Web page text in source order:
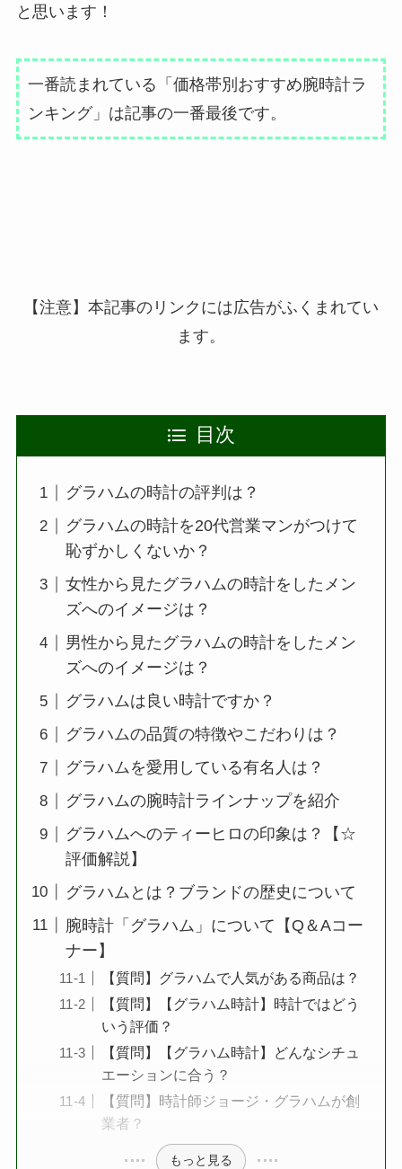
と思います！
一番読まれている「価格帯別おすすめ腕時計ラ
ンキング」は記事の一番最後です。
【注意】本記事のリンクには広告がふくまれてい
ます。
目次
グラハムの時計の評判は？
グラハムの時計を20代営業マンがつけて
恥ずかしくないか？
女性から見たグラハムの時計をしたメン
ズへのイメージは？
男性から見たグラハムの時計をしたメン
ズへのイメージは？
グラハムは良い時計ですか？
グラハムの品質の特徴やこだわりは？
グラハムを愛用している有名人は？
グラハムの腕時計ラインナップを紹介
グラハムへのティーヒロの印象は？【☆
評価解説】
グラハムとは？ブランドの歴史について
腕時計「グラハム」について【Q＆Aコー
ナー】
【質問】グラハムで人気がある商品は？
【質問】【グラハム時計】時計ではどう
いう評価？
【質問】【グラハム時計】どんなシチュ
エーションに合う？
【質問】時計師ジョージ・グラハムが創
業者？
もっと見る